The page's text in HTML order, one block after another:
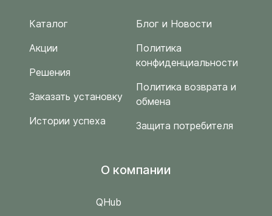
Каталог
Акции
Решения
Заказать установку
Истории успеха
Блог и Новости
Политика
конфиденциальности
Политика возврата и
обмена
Защита потребителя
O компании
QHub